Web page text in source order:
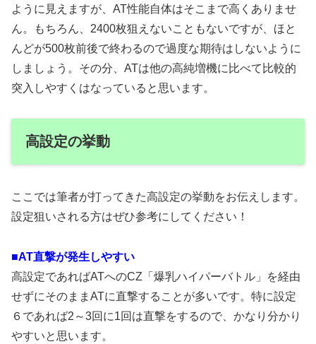
ように見えますが、AT性能自体はそこまで高くありませ
ん。もちろん、2400枚狙えないこともないですが、ほと
んどが500枚前後で終わるので過度な期待はしないように
しましょう。その分、ATは他の高純増機に比べて比較的
突入しやすくはなっていると思います。
高設定の挙動
ここでは筆者が打ってきた高設定の挙動をお伝えします。
設定狙いされる方はぜひ参考にしてください！
■AT直撃が発生しやすい
高設定であればATへのCZ「爆乳ハイパーバトル」を経由
せずにそのままATに直撃することが多いです。特に設定
６であれば2～3回に1回は直撃をするので、かなり分かり
やすいと思います。